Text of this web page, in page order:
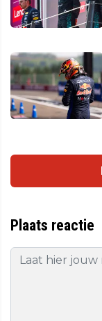
Plaats reactie